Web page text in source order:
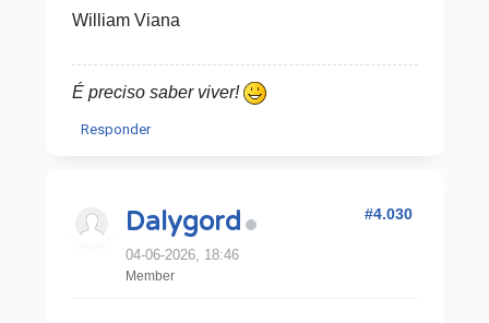
William Viana
É preciso saber viver!
Responder
Dalygord
04-06-2026, 18:46
Member
#4.030